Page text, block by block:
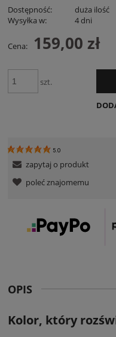
Dostępność:
duża ilość
Wysyłka w:
4 dni
Cena: 159,00 zł
szt.
5.0
zapytaj o produkt
poleć znajomemu
OPIS
Kolor, który